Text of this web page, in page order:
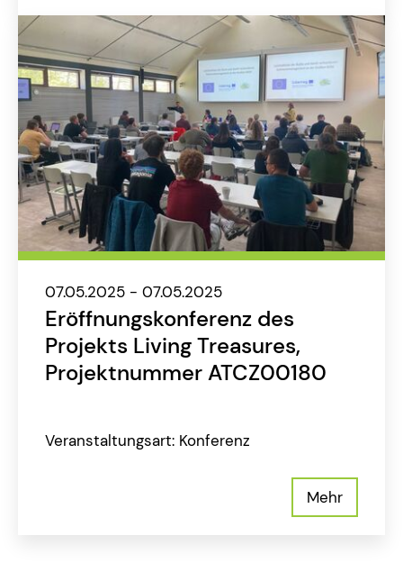
07.05.2025 - 07.05.2025
Eröffnungskonferenz des
Projekts Living Treasures,
Projektnummer ATCZ00180
Veranstaltungsart: Konferenz
Mehr